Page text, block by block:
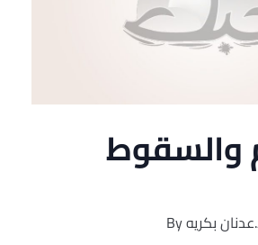
والسقوط
Byبكريه